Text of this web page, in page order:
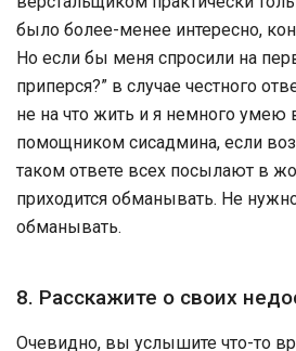
было более-менее интересно,
Но если бы меня спросили на
приперся?” в случае честного
не на что жить и я немного умею
помощником сисадмина, если
таком ответе всех посылают в
приходится обманывать. Не
обманывать.
8. Расскажите о своих
Очевидно, вы услышите что-то